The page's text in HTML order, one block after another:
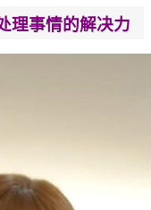
理事情的解决力